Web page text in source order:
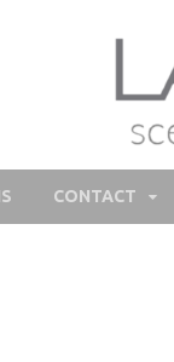
CONTACT